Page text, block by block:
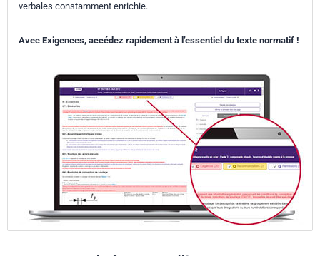
verbales constamment enrichie.
Avec Exigences, accédez rapidement à l’essentiel du texte normatif !